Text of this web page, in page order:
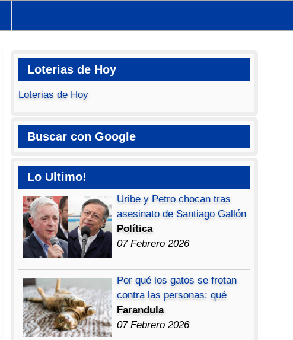
Loterias de Hoy
Loterias de Hoy
Buscar con Google
Lo Ultimo!
Uribe y Petro chocan tras
asesinato de Santiago Gallón
Política
07 Febrero 2026
Por qué los gatos se frotan
contra las personas: qué
Farandula
07 Febrero 2026